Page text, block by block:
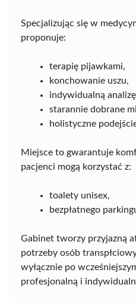
Specjalizując się w
proponuje:
terapię pijawkami,
konchowanie uszu,
indywidualną
starannie dobrane
holistyczne
Miejsce to gwarantuje
pacjenci mogą korzystać z:
toalety unisex,
bezpłatnego
Gabinet tworzy przyjazną
potrzeby osób
wyłącznie po
profesjonalną i